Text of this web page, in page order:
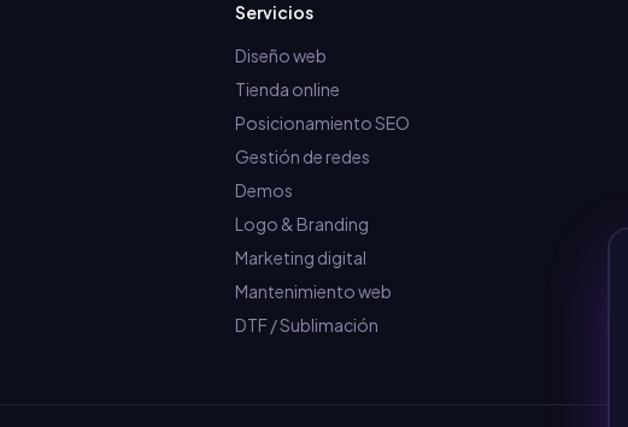
Servicios
Diseño web
Tienda online
Posicionamiento SEO
Gestión de redes
Demos
Logo & Branding
Marketing digital
Mantenimiento web
DTF / Sublimación